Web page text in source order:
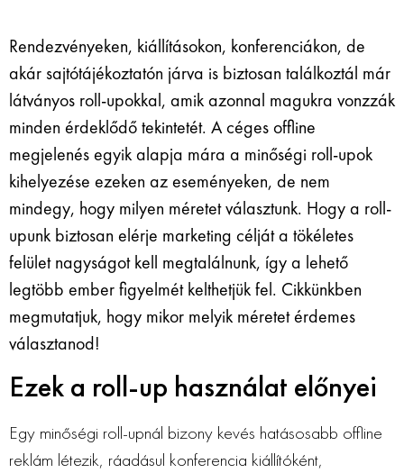
Rendezvényeken, kiállításokon, konferenciákon, de
akár sajtótájékoztatón járva is biztosan találkoztál már
látványos roll-upokkal, amik azonnal magukra vonzzák
minden érdeklődő tekintetét. A céges offline
megjelenés egyik alapja mára a minőségi roll-upok
kihelyezése ezeken az eseményeken, de nem
mindegy, hogy milyen méretet választunk. Hogy a roll-
upunk biztosan elérje marketing célját a tökéletes
felület nagyságot kell megtalálnunk, így a lehető
legtöbb ember figyelmét kelthetjük fel. Cikkünkben
megmutatjuk, hogy mikor melyik méretet érdemes
választanod!
Ezek a roll-up használat előnyei
Egy minőségi roll-upnál bizony kevés hatásosabb offline
reklám létezik, ráadásul konferencia kiállítóként,